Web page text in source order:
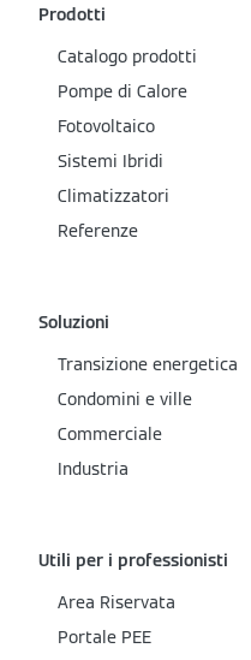
Prodotti
Catalogo prodotti
Pompe di Calore
Fotovoltaico
Sistemi Ibridi
Climatizzatori
Referenze
Soluzioni
Transizione energetica
Condomini e ville
Commerciale
Industria
Utili per i professionisti
Area Riservata
Portale PEE